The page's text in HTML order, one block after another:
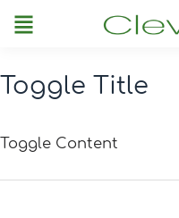
Menu
Toggle Title
Toggle Content
Post